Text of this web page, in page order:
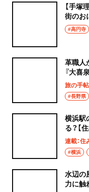
【手塚
街のお
タ」へ！
#高円寺
革職人
『大喜
旅の手
#長野県
横浜駅
る？【
連載：
#横浜
水辺の
力に触